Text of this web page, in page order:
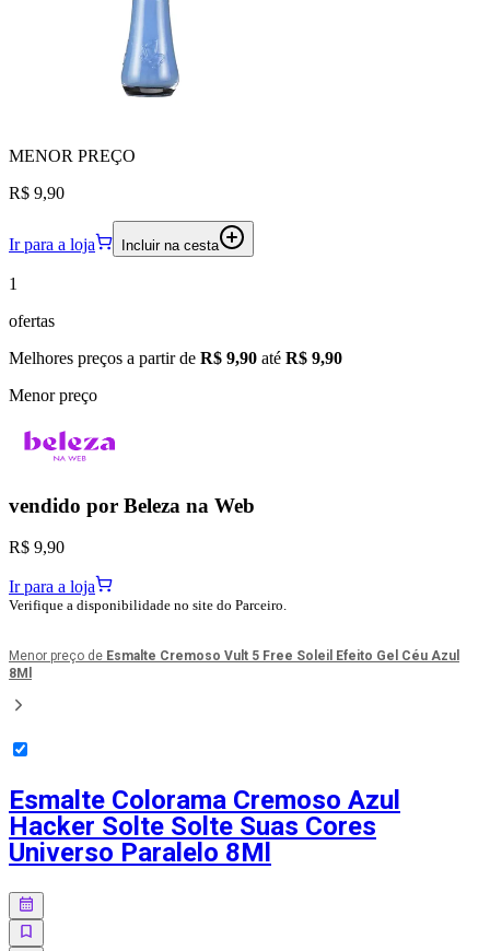
MENOR PREÇO
R$ 9,90
Ir para a loja Incluir na cesta
1
ofertas
Melhores preços a partir de R$ 9,90 até R$ 9,90
Menor preço
vendido por Beleza na Web
R$ 9,90
Ir para a loja
Verifique a disponibilidade no site do Parceiro.
Menor preço de Esmalte Cremoso Vult 5 Free Soleil Efeito Gel Céu Azul
8Ml
Esmalte Colorama Cremoso Azul
Hacker Solte Solte Suas Cores
Universo Paralelo 8Ml